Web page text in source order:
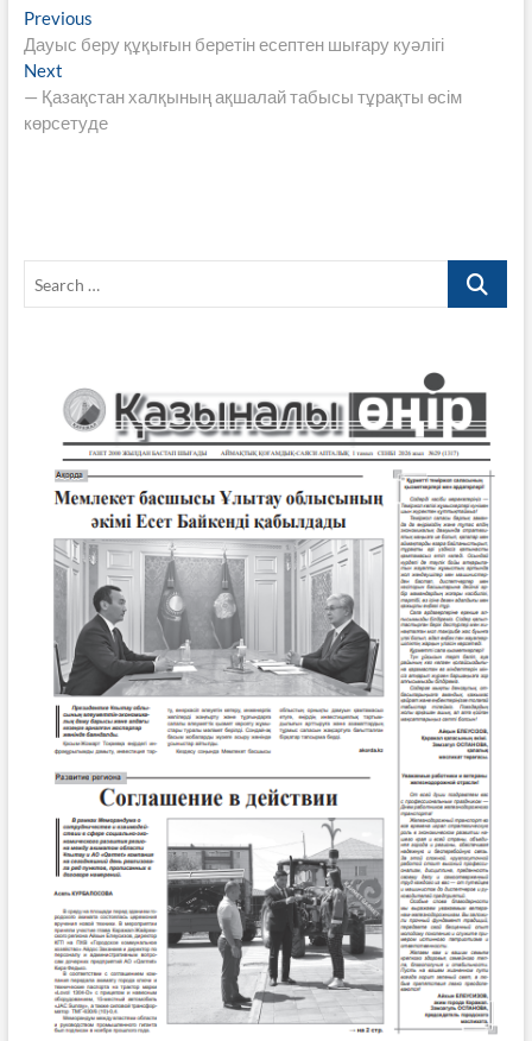
b
o
k
er
s
p
gr
m
y
n
e
Навигация
по
записям
PreviousPrevious
post:
Дауыс беру құқығын беретін есептен шығару куәлігі
NextNext
post:
— Қазақстан халқының ақшалай табысы тұрақты өсім
көрсетуде
Search